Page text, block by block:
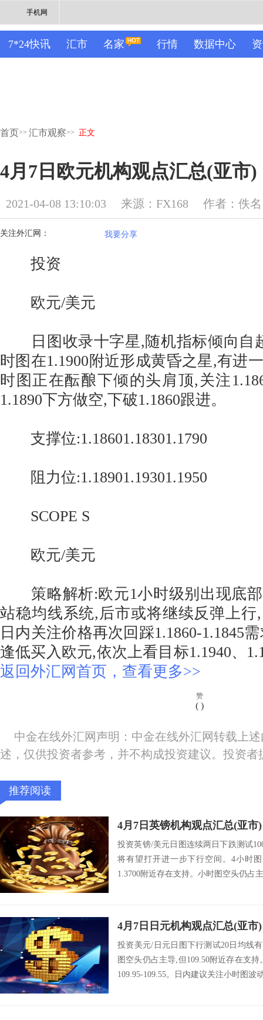
手机网
7*24快讯 汇市 名家 行情 数据中心
首页>> 汇市观察>> 正文
4月7日欧元机构观点汇总(亚市)
2021-04-08 13:10:03 来源：FX168 作者：佚名
关注外汇网： 我要分享
投资
欧元/美元
日图收录十字星,随机指标倾向自
时图在1.1900附近形成黄昏之星,有进
时图正在酝酿下倾的头肩顶,关注
1.1890下方做空,下破1.1860跟进。
支撑位:1.18601.18301.1790
阻力位:1.18901.19301.1950
SCOPE S
欧元/美元
策略解析:欧元1小时级别出现底部
站稳均线系统,后市或将继续反弹上行
日内关注价格再次回踩1.1860-1.1845
逢低买入欧元,依次上看目标1.1940、
返回外汇网首页，查看更多>>
赞
( )
中金在线外汇网声明：中金在线外汇网转载上
述，仅供投资者参考，并不构成投资建议。投资
推荐阅读
4月7日英镑机构观点汇总(亚市)
投资英镑/美元日图连续两日下跌测试
将有望打开进一步下行空间。4小时
1.3700附近存在支持。小时图空头仍占
4月7日日元机构观点汇总(亚市)
投资美元/日元日图下行测试20日均线
图空头仍占主导,但109.50附近存在支
109.95-109.55。日内建议关注小时图波